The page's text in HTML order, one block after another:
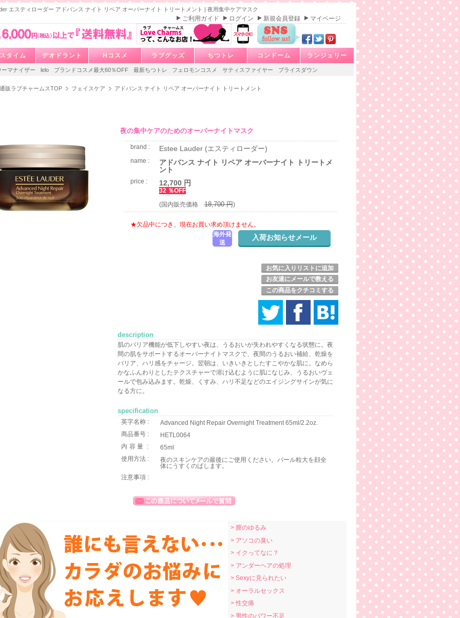
エスティローダー アドバンス ナイト リペア オーバーナイト トリートメント | 夜用集中ケアマスク
ご利用ガイド ログイン 新規会員登録 マイページ
タイム デオドラント Hコスメ ラブグッズ ちつトレ コンドーム ランジェリー
ーマナイザー lelo ブランドコスメ最大60％OFF 最新ちつトレ フェロモンコスメ サティスファイヤー プライスダウン
販ラブチャームスTOP フェイスケア アドバンス ナイト リペア オーバーナイト トリートメント
夜の集中ケアのためのオーバーナイトマスク
brand : Estee Lauder (エスティローダー)
name :
アドバンス ナイト リペア オーバーナイト トリートメ
ント
price : 12,700 円
32 ％OFF
(国内販売価格18,700 円)
★欠品中につき、現在お買い求め頂けません。
海外発
送
お気に入りリストに追加
お友達にメールで教える
この商品をクチコミする
description
肌のバリア機能が低下しやすい夜は、うるおいが失われやすくなる状態に。夜
間の肌をサポートするオーバーナイトマスクで、夜間のうるおい補給、乾燥を
バリア、ハリ感をチャージ。翌朝は、いきいきとしたすこやかな肌に。なめら
かなふんわりとしたテクスチャーで溶け込むように肌になじみ、うるおいヴェ
ールで包み込みます。乾燥、くすみ、ハリ不足などのエイジングサインが気に
なる方に。
specification
英字名称 :
Advanced Night Repair Overnight Treatment 65ml/2.2oz.
商品番号 :
HETL0064
内容量 :
65ml
使用方法 :
夜のスキンケアの最後にご使用ください。パール粒大を顔全
体にうすくのばします。
注意事項 :
> 膣のゆるみ
> アソコの臭い
> イクってなに？
> アンダーヘアの処理
> Sexyに見られたい
> オーラルセックス
> 性交痛
> 男性のパワー不足